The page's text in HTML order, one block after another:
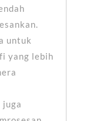
untuk
yang lebih